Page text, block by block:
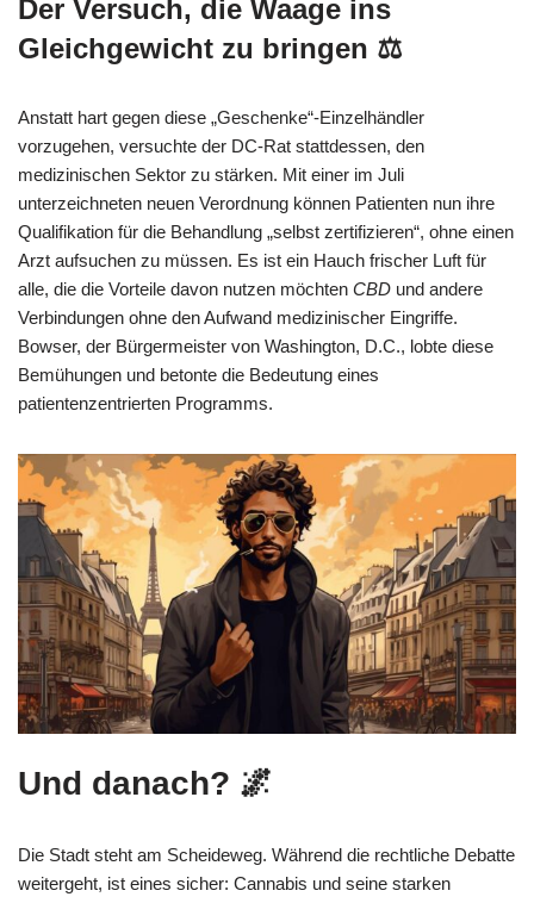
Der Versuch, die Waage ins
Gleichgewicht zu bringen ⚖️
Anstatt hart gegen diese „Geschenke“-Einzelhändler
vorzugehen, versuchte der DC-Rat stattdessen, den
medizinischen Sektor zu stärken. Mit einer im Juli
unterzeichneten neuen Verordnung können Patienten nun ihre
Qualifikation für die Behandlung „selbst zertifizieren“, ohne einen
Arzt aufsuchen zu müssen. Es ist ein Hauch frischer Luft für
alle, die die Vorteile davon nutzen möchten CBD und andere
Verbindungen ohne den Aufwand medizinischer Eingriffe.
Bowser, der Bürgermeister von Washington, D.C., lobte diese
Bemühungen und betonte die Bedeutung eines
patientenzentrierten Programms.
Und danach? 🌌
Die Stadt steht am Scheideweg. Während die rechtliche Debatte
weitergeht, ist eines sicher: Cannabis und seine starken